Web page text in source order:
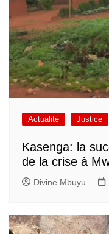
Actualité Justice
Kasenga: la
de la crise à
Divine Mbuyu